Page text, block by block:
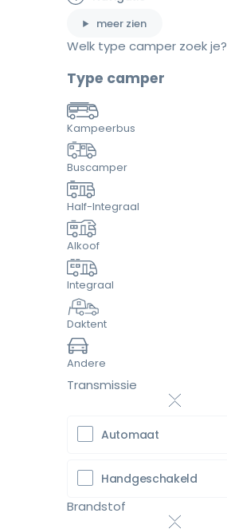
meer zien
Welk type camper zoek je?
Type camper
Kampeerbus
Buscamper
Half-Integraal
Alkoof
Integraal
Daktent
Andere
Transmissie
Automaat
Handgeschakeld
Brandstof